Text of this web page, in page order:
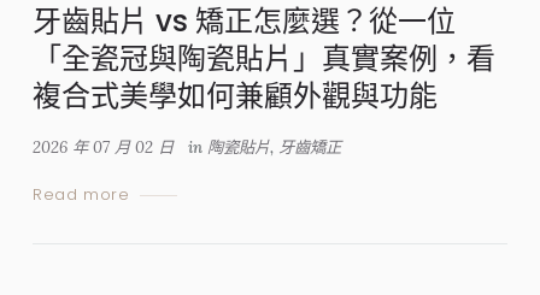
牙齒貼片 vs 矯正怎麼選？從一位
「全瓷冠與陶瓷貼片」真實案例，看
複合式美學如何兼顧外觀與功能
2026 年 07 月 02 日 in 陶瓷貼片, 牙齒矯正
Read more